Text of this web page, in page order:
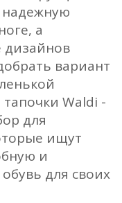
надежную
а
дизайнов
вариант
Waldi -
для
ищут
и
для своих